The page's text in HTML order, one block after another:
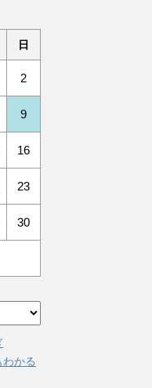
日
2
9
16
23
30
かる